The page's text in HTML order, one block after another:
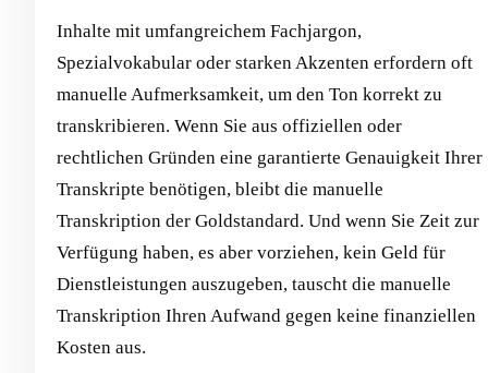
Inhalte mit umfangreichem Fachjargon,
Spezialvokabular oder starken Akzenten erfordern oft
manuelle Aufmerksamkeit, um den Ton korrekt zu
transkribieren. Wenn Sie aus offiziellen oder
rechtlichen Gründen eine garantierte Genauigkeit Ihrer
Transkripte benötigen, bleibt die manuelle
Transkription der Goldstandard. Und wenn Sie Zeit zur
Verfügung haben, es aber vorziehen, kein Geld für
Dienstleistungen auszugeben, tauscht die manuelle
Transkription Ihren Aufwand gegen keine finanziellen
Kosten aus.